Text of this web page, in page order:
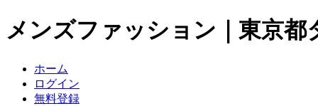
メンズファッション｜東京都
ホーム
ログイン
無料登録